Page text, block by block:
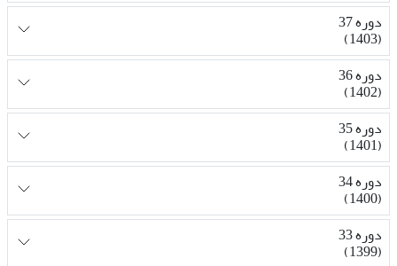
دوره 37
(1403)
دوره 36
(1402)
دوره 35
(1401)
دوره 34
(1400)
دوره 33
(1399)